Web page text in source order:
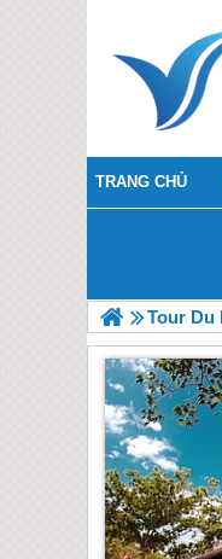
TRANG CHỦ
Tour Du